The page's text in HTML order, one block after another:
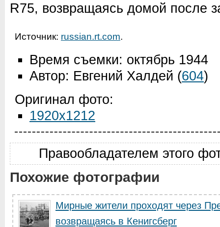
R75, возвращаясь домой после
Источник: russian.rt.com.
Время съемки: октябрь 1944
Автор: Евгений Халдей (604)
Оригинал фото:
1920x1212
Правообладателем этого
Похожие фотографии
Мирные жители проходят через
возвращаясь в Кенигсберг